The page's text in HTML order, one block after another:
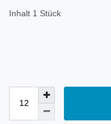
Inhalt 1 Stück